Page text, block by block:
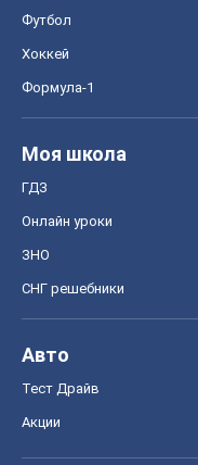
Футбол
Хоккей
Формула-1
Моя школа
ГДЗ
Онлайн уроки
ЗНО
СНГ решебники
Авто
Тест Драйв
Акции